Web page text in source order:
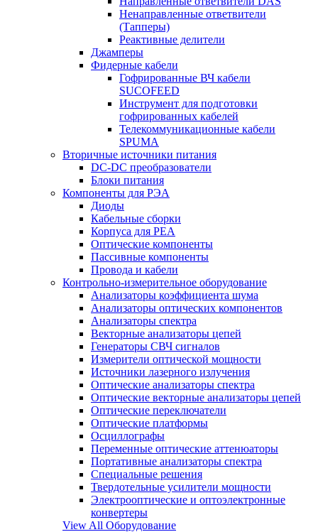
Ненаправленные ответвители
(Тапперы)
Реактивные делители
Джамперы
Фидерные кабели
Гофрированные ВЧ кабели
SUCOFEED
Инструмент для подготовки
гофрированных кабелей
Телекоммуникационные кабели
SPUMA
Вторичные источники питания
DC-DC преобразователи
Блоки питания
Компоненты для РЭА
Диоды
Кабельные сборки
Корпуса для РЕА
Оптические компоненты
Пассивные компоненты
Провода и кабели
Контрольно-измерительное оборудование
Анализаторы коэффициента шума
Анализаторы оптических компонентов
Анализаторы спектра
Векторные анализаторы цепей
Генераторы СВЧ сигналов
Измерители оптической мощности
Источники лазерного излучения
Оптические анализаторы спектра
Оптические векторные анализаторы цепей
Оптические переключатели
Оптические платформы
Осциллографы
Переменные оптические аттенюаторы
Портативные анализаторы спектра
Специальные решения
Твердотельные усилители мощности
Электрооптические и оптоэлектронные
конвертеры
View All Оборудование